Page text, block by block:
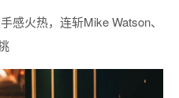
感火热，连斩Mike Watson、